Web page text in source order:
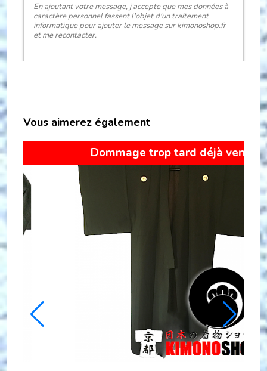
En ajoutant votre message, j’accepte que mes données à
caractère personnel fassent l'objet d'un traitement
informatique pour ajouter le message sur kimonoshop.fr
et me recontacter.
Vous aimerez également
SOLDES